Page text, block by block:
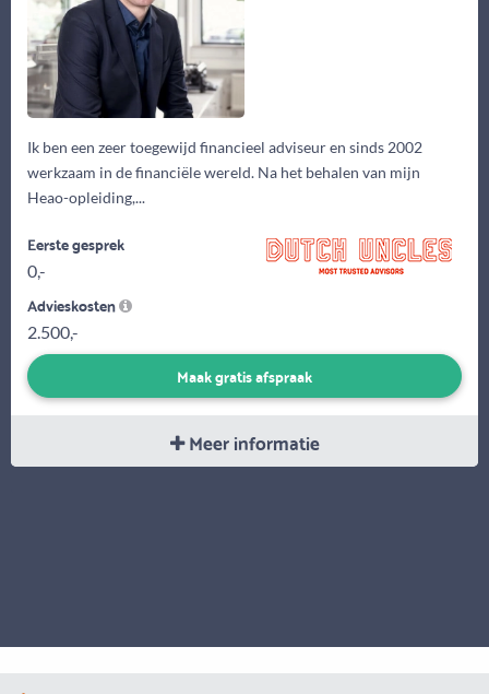
Ik ben een zeer toegewijd financieel adviseur en sinds 2002
werkzaam in de financiële wereld. Na het behalen van mijn
Heao-opleiding,...
Eerste gesprek
0,-
Advieskosten
2.500,-
Maak gratis afspraak
Meer informatie